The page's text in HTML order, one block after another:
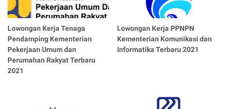
Lowongan Kerja Tenaga
Pendamping Kementerian
Pekerjaan Umum dan
Perumahan Rakyat Terbaru
2021
Lowongan Kerja PPNPN
Kementerian Komunikasi dan
Informatika Terbaru 2021